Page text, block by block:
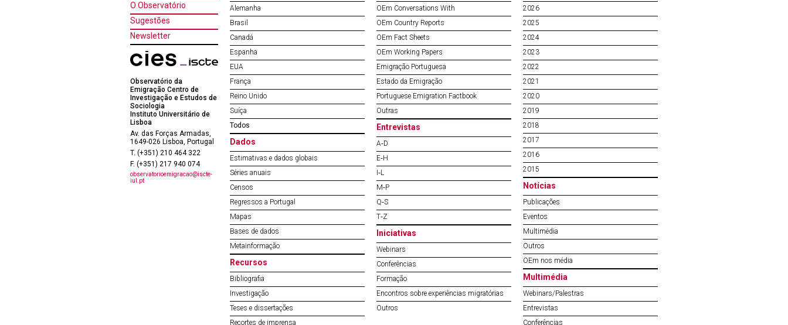
O Observatório
Sugestões
Newsletter
Observatório da
Emigração Centro de
Investigação e Estudos de
Sociologia
Instituto Universitário de
Lisboa
Av. das Forças Armadas,
1649-026 Lisboa, Portugal
T. (+351) 210 464 322
F. (+351) 217 940 074
observatorioemigracao@iscte-
iul.pt
Alemanha
Brasil
Canadá
Espanha
EUA
França
Reino Unido
Suíça
Todos
Dados
Estimativas e dados globais
Séries anuais
Censos
Regressos a Portugal
Mapas
Bases de dados
Metainformação
Recursos
Bibliografia
Investigação
Teses e dissertações
Recortes de imprensa
OEm Conversations With
OEm Country Reports
OEm Fact Sheets
OEm Working Papers
Emigração Portuguesa
Estado da Emigração
Portuguese Emigration Factbook
Outras
Entrevistas
A‐D
E‐H
I‐L
M‐P
Q‐S
T‐Z
Iniciativas
Webinars
Conferências
Formação
Encontros sobre experiências migratórias
Outros
2026
2025
2024
2023
2022
2021
2020
2019
2018
2017
2016
2015
Notícias
Publicações
Eventos
Multimédia
Outros
OEm nos média
Multimédia
Webinars/Palestras
Entrevistas
Conferências